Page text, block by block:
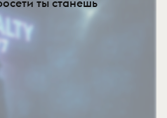
ты станешь